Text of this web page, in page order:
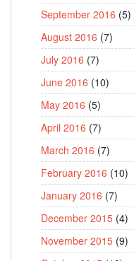
September 2016 (5)
August 2016 (7)
July 2016 (7)
June 2016 (10)
May 2016 (5)
April 2016 (7)
March 2016 (7)
February 2016 (10)
January 2016 (7)
December 2015 (4)
November 2015 (9)